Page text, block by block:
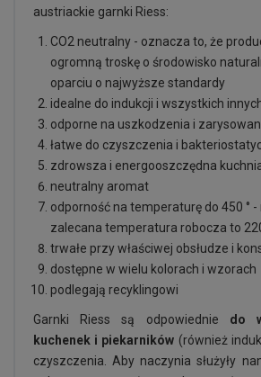
austriackie garnki Riess:
CO2 neutralny - oznacza to, że
ogromną troskę o środowisko
oparciu o najwyższe standardy
idealne do indukcji i wszystkich
odporne na uszkodzenia i
łatwe do czyszczenia i
zdrowsza i energooszczędna
neutralny aromat
odporność na temperaturę do 450 °
zalecana temperatura robocza to
trwałe przy właściwej obsłudze i
dostępne w wielu kolorach i wzorach
podlegają recyklingowi
Garnki Riess są odpowiednie do
kuchenek i piekarników (również
czyszczenia. Aby naczynia służyły